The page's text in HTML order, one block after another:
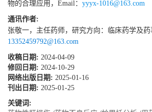
物的合理应用，Email： yyyx-1016@163.com
通讯作者:
张敬一，主任药师，研究方向：临床药学及药
13352459792@163.com
收稿日期: 2024-04-09
修回日期: 2024-10-29
网络出版日期: 2025-01-16
刊出日期: 2025-01-25
关键词: